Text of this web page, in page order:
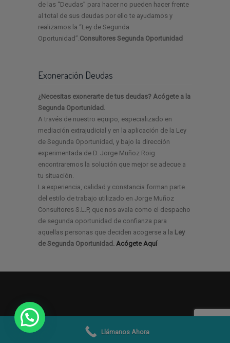
de las “Deudas” para hacer no pueden hacer frente
al total de sus deudas por ello te ayudamos y
realizamos la “Ley de Segunda
Oportunidad”.Consultores Segunda Oportunidad
Exoneración Deudas
¿Necesitas exonerarte de tus deudas? Acógete a la
Segunda Oportunidad.
A través de nuestro equipo, especializado en
mediación extrajudicial y en la aplicación de la Ley
de Segunda Oportunidad, y bajo la dirección
experimentada de D. Jorge Muñoz Roig
encontraremos la solución que mejor se adecue a
tu situación.
La experiencia, calidad y constancia forman parte
del estilo de trabajo utilizado en Jorge Muñoz
Consultores S.L.P, que nos avala como el despacho
de segunda oportunidad de confianza para
aquellas personas que deciden acogerse a la Ley
de Segunda Oportunidad. Acógete Aquí
Llámanos Ahora